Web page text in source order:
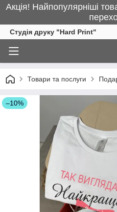
Акція! Найпопулярніші
Студія друку "Hard Print"
Товари та послуги
–10%